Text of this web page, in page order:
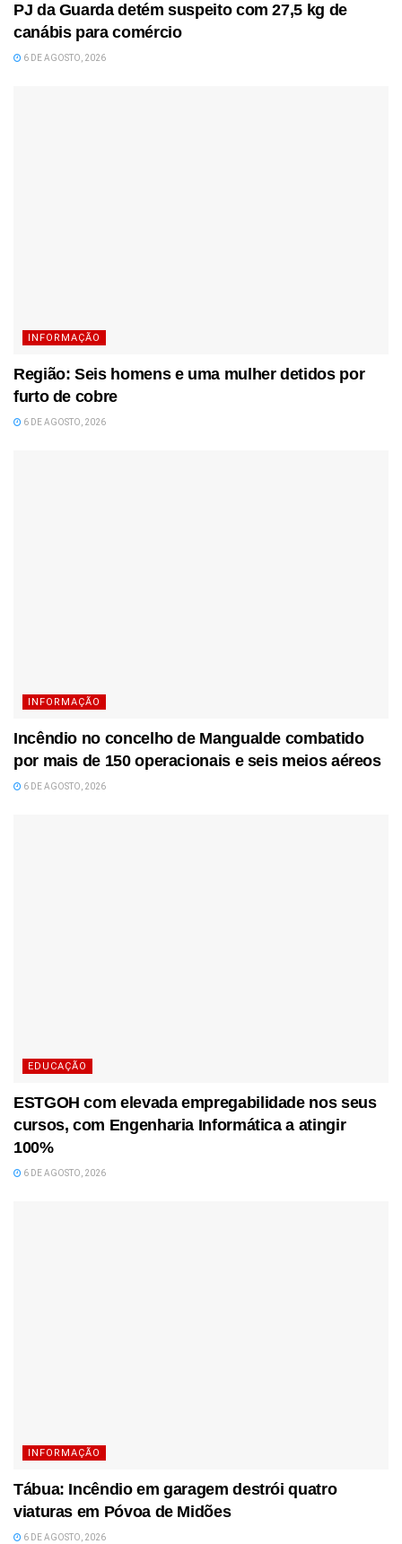
PJ da Guarda detém suspeito com 27,5 kg de
canábis para comércio
6 DE AGOSTO, 2026
INFORMAÇÃO
Região: Seis homens e uma mulher detidos por
furto de cobre
6 DE AGOSTO, 2026
INFORMAÇÃO
Incêndio no concelho de Mangualde combatido
por mais de 150 operacionais e seis meios aéreos
6 DE AGOSTO, 2026
EDUCAÇÃO
ESTGOH com elevada empregabilidade nos seus
cursos, com Engenharia Informática a atingir
100%
6 DE AGOSTO, 2026
INFORMAÇÃO
Tábua: Incêndio em garagem destrói quatro
viaturas em Póvoa de Midões
6 DE AGOSTO, 2026